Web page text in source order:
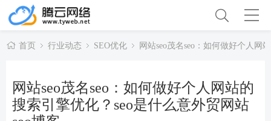
首页 行业动态 SEO优化 网站seo茂名seo：如何做好个人网
网站seo茂名seo：如何做好个人网站的
搜索引擎优化？seo是什么意外贸网站